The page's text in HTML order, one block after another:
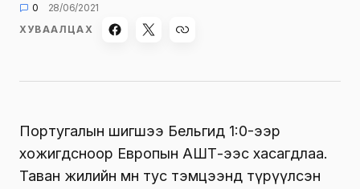
0
28/06/2021
ХУВААЛЦАХ
Португалын шигшээ Бельгид 1:0-ээр
хожигдсноор Европын АШТ-ээс хасагдлаа.
Таван жилийн өмнө тус тэмцээнд түрүүлсэн